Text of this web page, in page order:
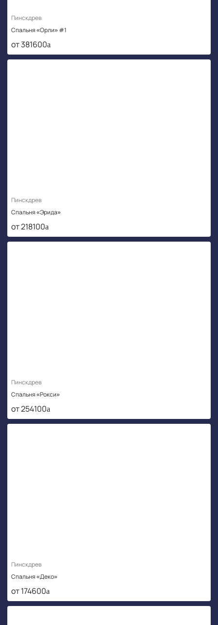
Пинскдрев
Спальня «Орли» #1
от 381600
Пинскдрев
Спальня «Эрида»
от 218100
Пинскдрев
Спальня «Рокси»
от 254100
Пинскдрев
Спальня «Деко»
от 174600